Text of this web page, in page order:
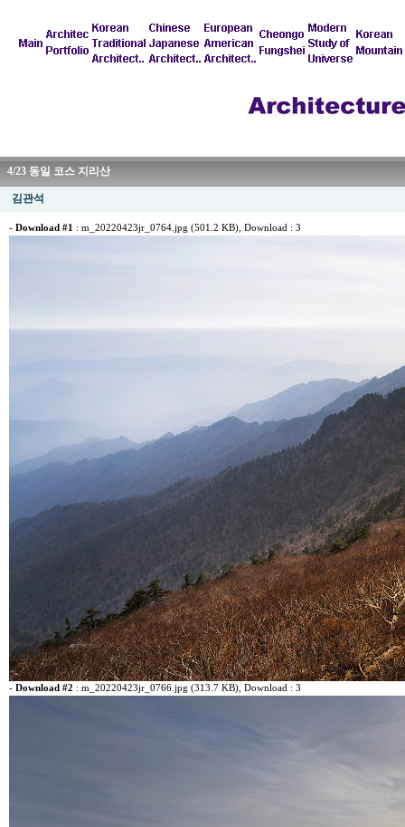
4/23 동일 코스 지리산
김관석
- Download #1 : m_20220423jr_0764.jpg (501.2 KB) , Download : 3
- Download #2 : m_20220423jr_0766.jpg (313.7 KB), Download : 3